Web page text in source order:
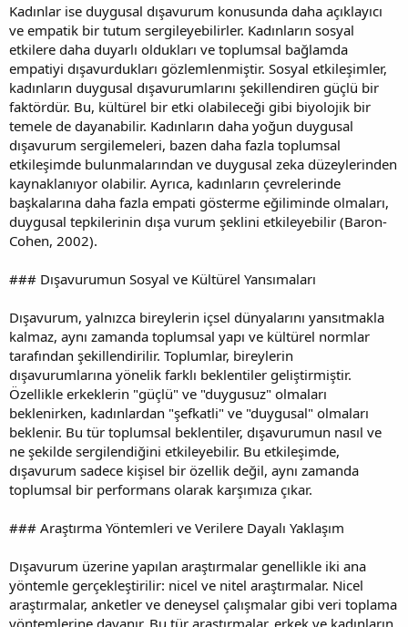
Kadınlar ise duygusal dışavurum konusunda daha açıklayıcı
ve empatik bir tutum sergileyebilirler. Kadınların sosyal
etkilere daha duyarlı oldukları ve toplumsal bağlamda
empatiyi dışavurdukları gözlemlenmiştir. Sosyal etkileşimler,
kadınların duygusal dışavurumlarını şekillendiren güçlü bir
faktördür. Bu, kültürel bir etki olabileceği gibi biyolojik bir
temele de dayanabilir. Kadınların daha yoğun duygusal
dışavurum sergilemeleri, bazen daha fazla toplumsal
etkileşimde bulunmalarından ve duygusal zeka düzeylerinden
kaynaklanıyor olabilir. Ayrıca, kadınların çevrelerinde
başkalarına daha fazla empati gösterme eğiliminde olmaları,
duygusal tepkilerinin dışa vurum şeklini etkileyebilir (Baron-
Cohen, 2002).
### Dışavurumun Sosyal ve Kültürel Yansımaları
Dışavurum, yalnızca bireylerin içsel dünyalarını yansıtmakla
kalmaz, aynı zamanda toplumsal yapı ve kültürel normlar
tarafından şekillendirilir. Toplumlar, bireylerin
dışavurumlarına yönelik farklı beklentiler geliştirmiştir.
Özellikle erkeklerin "güçlü" ve "duygusuz" olmaları
beklenirken, kadınlardan "şefkatli" ve "duygusal" olmaları
beklenir. Bu tür toplumsal beklentiler, dışavurumun nasıl ve
ne şekilde sergilendiğini etkileyebilir. Bu etkileşimde,
dışavurum sadece kişisel bir özellik değil, aynı zamanda
toplumsal bir performans olarak karşımıza çıkar.
### Araştırma Yöntemleri ve Verilere Dayalı Yaklaşım
Dışavurum üzerine yapılan araştırmalar genellikle iki ana
yöntemle gerçekleştirilir: nicel ve nitel araştırmalar. Nicel
araştırmalar, anketler ve deneysel çalışmalar gibi veri toplama
yöntemlerine dayanır. Bu tür araştırmalar, erkek ve kadınların